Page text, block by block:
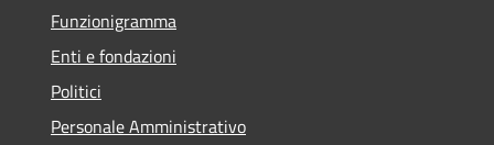
Funzionigramma
Enti e fondazioni
Politici
Personale Amministrativo